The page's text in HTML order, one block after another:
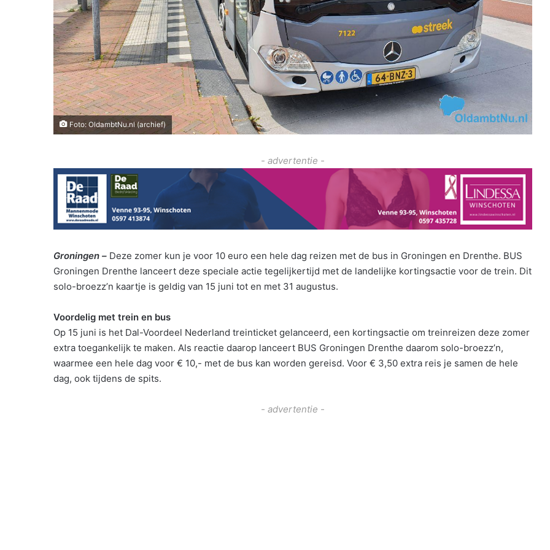
Foto: OldambtNu.nl (archief)
- advertentie -
Groningen – Deze zomer kun je voor 10 euro een hele dag reizen met de bus in Groningen en Drenthe. BUS
Groningen Drenthe lanceert deze speciale actie tegelijkertijd met de landelijke kortingsactie voor de trein. Dit
solo-broezz’n kaartje is geldig van 15 juni tot en met 31 augustus.
Voordelig met trein en bus
Op 15 juni is het Dal-Voordeel Nederland treinticket gelanceerd, een kortingsactie om treinreizen deze zomer
extra toegankelijk te maken. Als reactie daarop lanceert BUS Groningen Drenthe daarom solo-broezz’n,
waarmee een hele dag voor € 10,- met de bus kan worden gereisd. Voor € 3,50 extra reis je samen de hele
dag, ook tijdens de spits.
- advertentie -